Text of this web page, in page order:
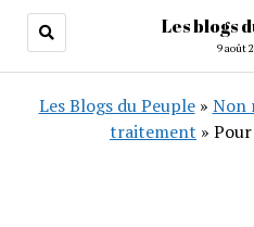
Les blogs
9 août
Les Blogs du Peuple» Non
traitement »